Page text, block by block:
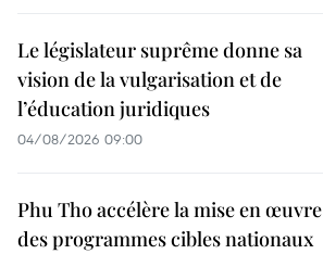
Le législateur suprême donne sa
vision de la vulgarisation et de
l’éducation juridiques
04/08/2026 09:00
Phu Tho accélère la mise en œuvre
des programmes cibles nationaux